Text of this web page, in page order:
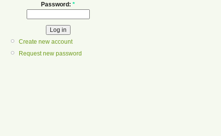
Password: *
Create new account
Request new password